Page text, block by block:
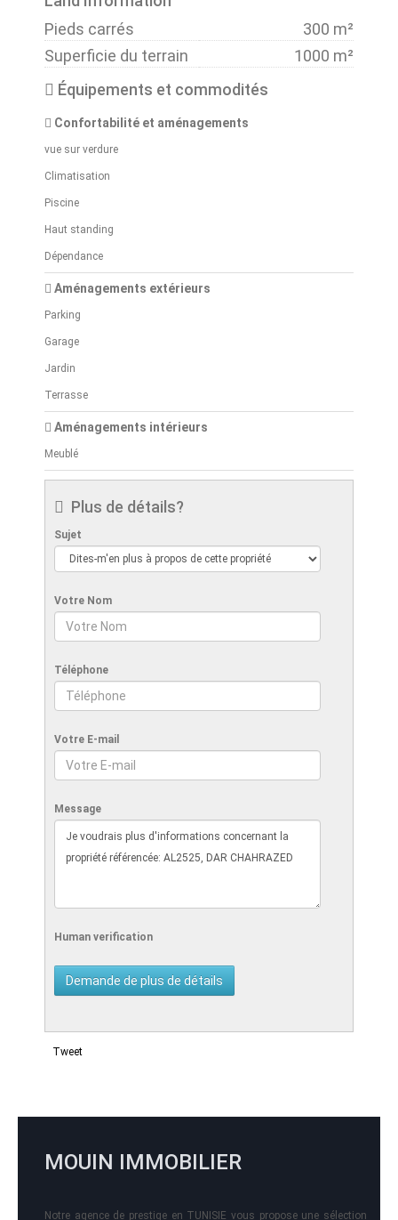
Pieds carrés
300 m²
Superficie du terrain
1000 m²
Équipements et commodités
Confortabilité et aménagements
vue sur verdure
Climatisation
Piscine
Haut standing
Dépendance
Aménagements extérieurs
Parking
Garage
Jardin
Terrasse
Aménagements intérieurs
Meublé
Plus de détails?
Sujet
Votre Nom
Téléphone
Votre E-mail
Message
Human verification
Tweet
MOUIN IMMOBILIER
Notre agence de prestige en TUNISIE vous propose une sélection